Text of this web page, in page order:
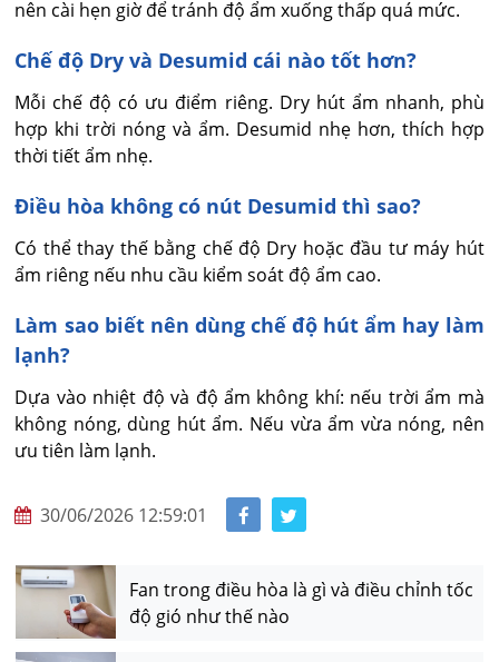
nên cài hẹn giờ để tránh độ ẩm xuống thấp quá mức.
Chế độ Dry và Desumid cái nào tốt hơn?
Mỗi chế độ có ưu điểm riêng. Dry hút ẩm nhanh, phù
hợp khi trời nóng và ẩm. Desumid nhẹ hơn, thích hợp
thời tiết ẩm nhẹ.
Điều hòa không có nút Desumid thì sao?
Có thể thay thế bằng chế độ Dry hoặc đầu tư máy hút
ẩm riêng nếu nhu cầu kiểm soát độ ẩm cao.
Làm sao biết nên dùng chế độ hút ẩm hay làm
lạnh?
Dựa vào nhiệt độ và độ ẩm không khí: nếu trời ẩm mà
không nóng, dùng hút ẩm. Nếu vừa ẩm vừa nóng, nên
ưu tiên làm lạnh.
30/06/2026 12:59:01
Fan trong điều hòa là gì và điều chỉnh tốc
độ gió như thế nào